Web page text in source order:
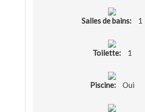
Salles de bains: 1
Toilette: 1
Piscine: Oui